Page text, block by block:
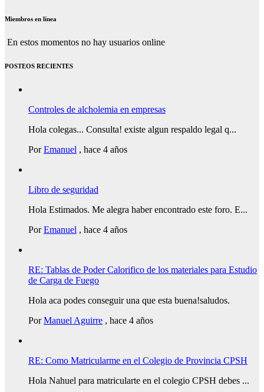
Miembros en línea
En estos momentos no hay usuarios online
POSTEOS RECIENTES
Controles de alcholemia en empresas
Hola colegas... Consulta! existe algun respaldo legal q...
PorEmanuel , hace 4 años
Libro de seguridad
Hola Estimados. Me alegra haber encontrado este foro. E...
PorEmanuel , hace 4 años
RE: Tablas de Poder Calorifico de los materiales para Estudio
de Carga de Fuego
Hola aca podes conseguir una que esta buena!saludos.
PorManuel Aguirre , hace 4 años
RE: Como Matricularme en el Colegio de Provincia CPSH
Hola Nahuel para matricularte en el colegio CPSH debes ...